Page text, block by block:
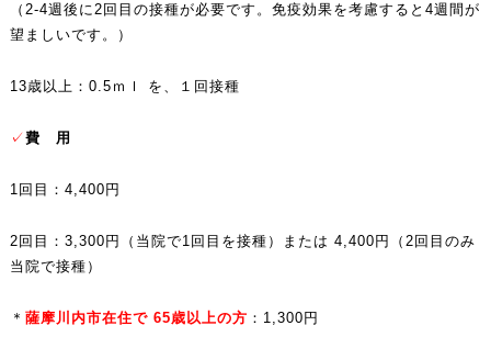
（2-4週後に2回目の接種が必要です。免疫効果を考慮すると4週間が
望ましいです。）
13歳以上：0.5ｍｌ を、１回接種
✓費 用
1回目：4,400円
2回目：3,300円（当院で1回目を接種）または 4,400円（2回目のみ
当院で接種）
＊ 薩摩川内市在住で 65歳以上の方 ：1,300円